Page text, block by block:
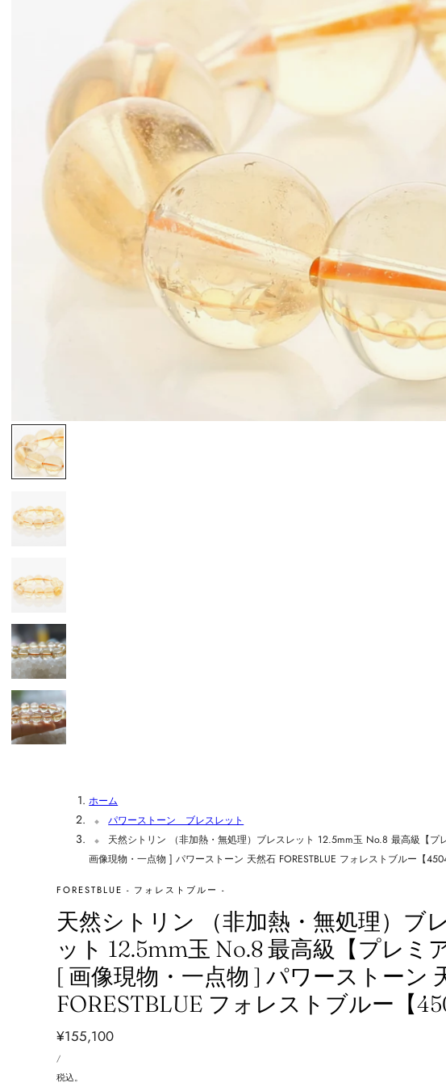
ホーム
パワーストーン ブレスレット
天然シトリン （非加熱・無処理）ブレスレット 12.5mm玉 No.8 最高級【プ
画像現物・一点物 ] パワーストーン 天然石 FORESTBLUE フォレストブルー【
FORESTBLUE - フォレストブルー -
天然シトリン （非加熱・無処理）ブ
ット 12.5mm玉 No.8 最高級【プレミ
[ 画像現物・一点物 ] パワーストーン
FORESTBLUE フォレストブルー【
通
常
価
¥155,100
価/あ
り
税込。